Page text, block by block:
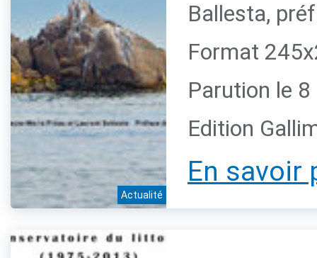
Actualité
Ballesta,
Format
Parution le
Edition
En savoir